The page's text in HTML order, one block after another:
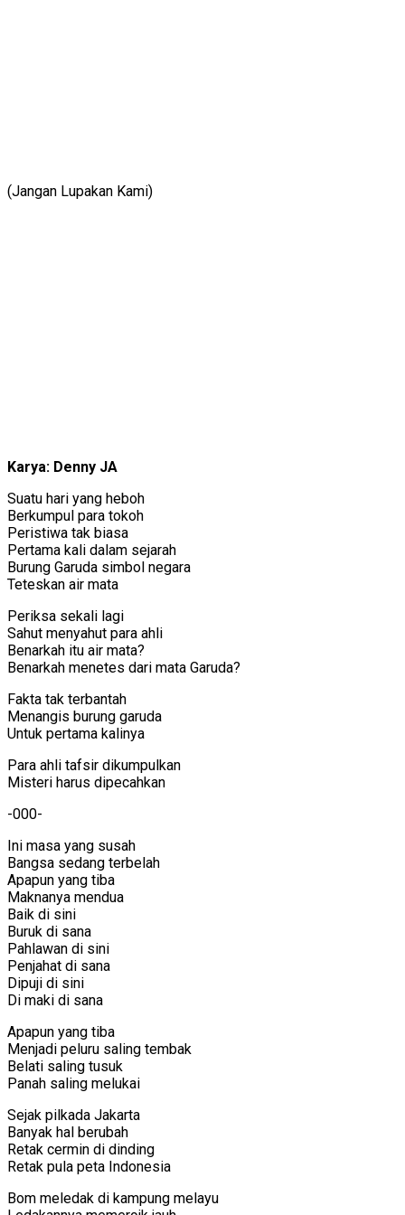
(Jangan Lupakan Kami)
Karya: Denny JA
Suatu hari yang heboh
Berkumpul para tokoh
Peristiwa tak biasa
Pertama kali dalam sejarah
Burung Garuda simbol negara
Teteskan air mata
Periksa sekali lagi
Sahut menyahut para ahli
Benarkah itu air mata?
Benarkah menetes dari mata Garuda?
Fakta tak terbantah
Menangis burung garuda
Untuk pertama kalinya
Para ahli tafsir dikumpulkan
Misteri harus dipecahkan
-000-
Ini masa yang susah
Bangsa sedang terbelah
Apapun yang tiba
Maknanya mendua
Baik di sini
Buruk di sana
Pahlawan di sini
Penjahat di sana
Dipuji di sini
Di maki di sana
Apapun yang tiba
Menjadi peluru saling tembak
Belati saling tusuk
Panah saling melukai
Sejak pilkada Jakarta
Banyak hal berubah
Retak cermin di dinding
Retak pula peta Indonesia
Bom meledak di kampung melayu